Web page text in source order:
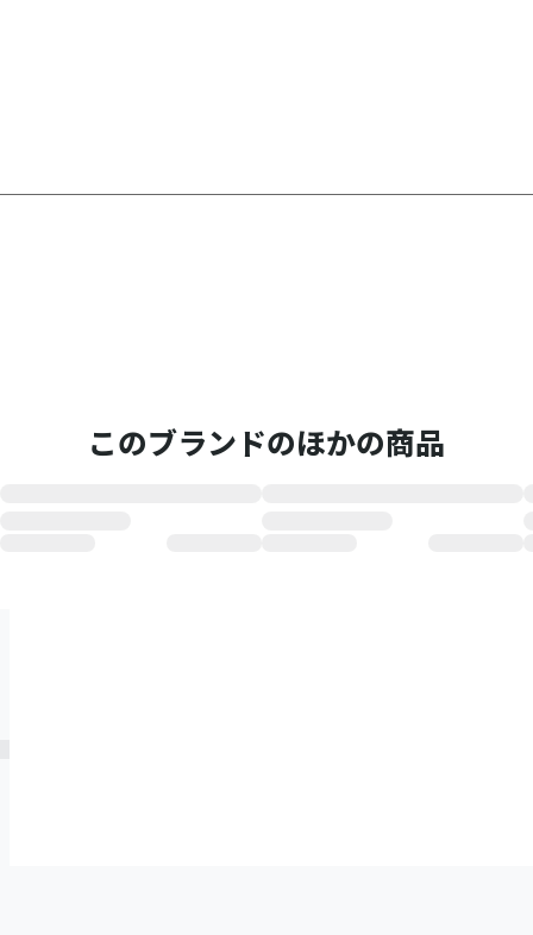
このブランドのほかの商品